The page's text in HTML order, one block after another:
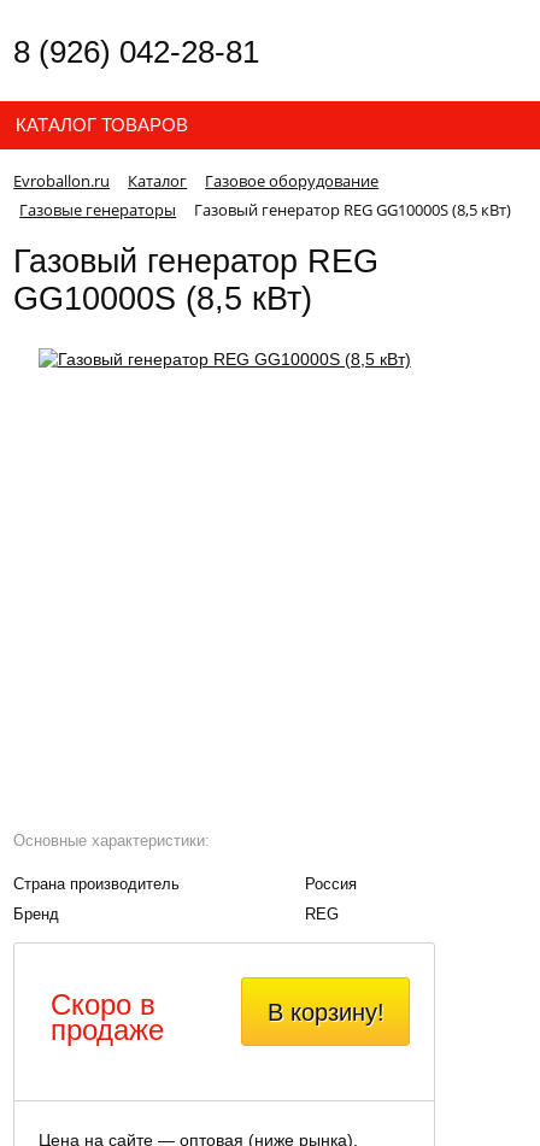
8 (926) 042-28-81
КАТАЛОГ ТОВАРОВ
Evroballon.ru Каталог
Газовое оборудование
Газовые генераторы
Газовый генератор REG GG10000S (8,5 кВт)
Газовый генератор REG
GG10000S (8,5 кВт)
Основные характеристики:
Страна производитель
Россия
Бренд
REG
В корзину!
Скоро в
продаже
Цена на сайте — оптовая (ниже рынка).